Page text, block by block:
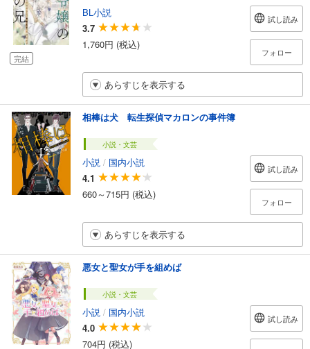
完結
BL小説
3.7
1,760円 (税込)
試し読み
フォロー
あらすじを表示する
相棒は犬 転生探偵マカロンの事件簿
小説・文芸
小説 / 国内小説
4.1
660～715円 (税込)
試し読み
フォロー
あらすじを表示する
悪女と聖女が手を組めば
小説・文芸
小説 / 国内小説
4.0
704円 (税込)
試し読み